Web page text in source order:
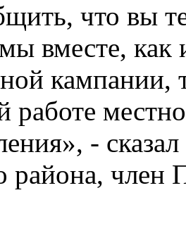
что вы
вместе, как
кампании,
работе
-
района, член